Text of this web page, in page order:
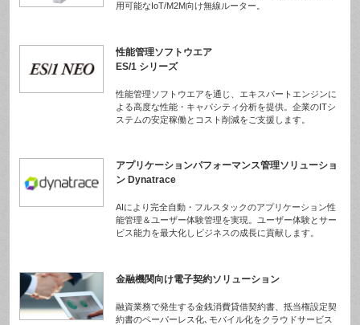
用可能なIoT/M2M向け無線ルーター。
性能管理ソフトウエア
ES/1 シリーズ
性能管理ソフトウエアを通じ、エキスパートエンジンに
よる高度な性能・キャパシティ分析を提供。企業のITシ
ステムの安定稼働とコスト削減をご支援します。
アプリケーションパフォーマンス管理ソリューショ
ン Dynatrace
AIにより完全自動・フルスタックのアプリケーション性
能管理＆ユーザー体験管理を実現。ユーザー体験とサー
ビス能力を最大化しビジネスの成長に貢献します。
金融機関向け電子契約ソリューション
融資業務で発生する金銭消費貸借契約書、抵当権設定契
約書のペーパーレス化､モバイル化をクラウドサービス